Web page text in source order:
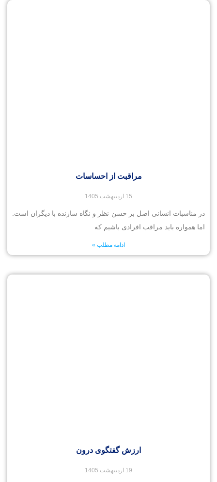
مراقبت از احساسات
15 اردیبهشت 1405
در مناسبات انسانی اصل بر حسن نظر و نگاه سازنده با دیگران است.
اما همواره باید مراقب افرادی باشیم که
ادامه مطلب »
ارزش گفتگوی درون
19 اردیبهشت 1405